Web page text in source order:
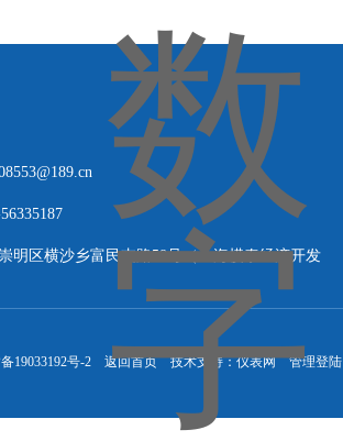
明区横沙乡富民支路58号（上海横泰经济开发
19033192号-2 返回首页技术支持：仪表网 管理登陆